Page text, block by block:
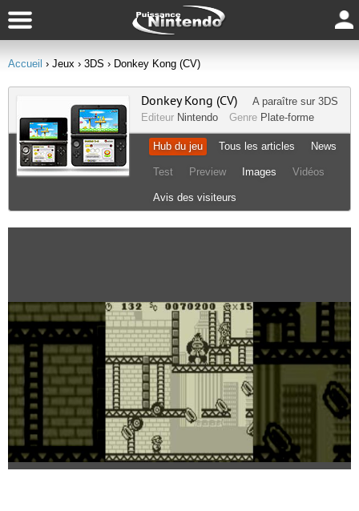
Accueil › Jeux › 3DS › Donkey Kong (CV)
Donkey Kong (CV) A paraître sur 3DS
Editeur Nintendo Genre Plate-forme
Hub du jeu Tous les articles News
Test Preview Images Vidéos
Avis des visiteurs